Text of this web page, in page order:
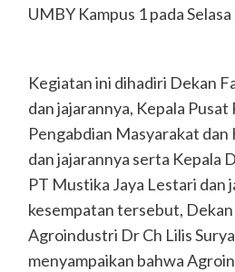
UMBY Kampus 1 pada
Kegiatan ini dihadiri Dekan
dan jajarannya, Kepala Pusat
Pengabdian Masyarakat dan
dan jajarannya serta Kepala
PT Mustika Jaya Lestari dan
kesempatan tersebut,
Agroindustri Dr Ch Lilis
menyampaikan bahwa